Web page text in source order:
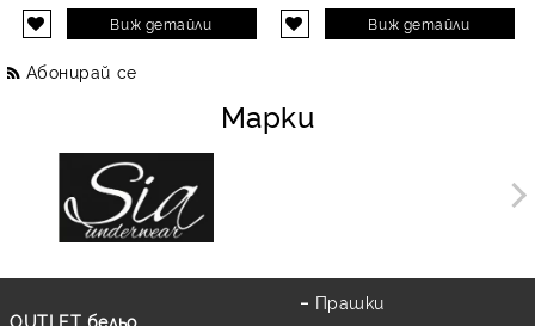
Виж детайли Виж детайли
Абонирай се
Марки
OUTLET бельо
Прашки